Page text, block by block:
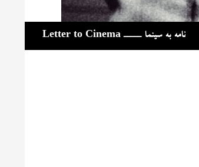
نامه به سینما ـــــ Letter to Cinema